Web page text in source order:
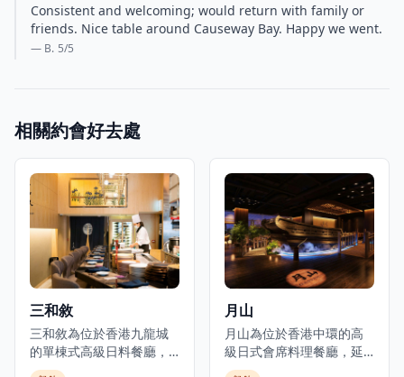
Consistent and welcoming; would return with family or
friends. Nice table around Causeway Bay. Happy we went.
— B. 5/5
相關約會好去處
三和敘
三和敘為位於香港九龍城
的單棟式高級日料餐廳，
集結三大傳統日本料理：
月山
月山為位於香港中環的高
級日式會席料理餐廳，延
續米芝蓮星級日本料理的